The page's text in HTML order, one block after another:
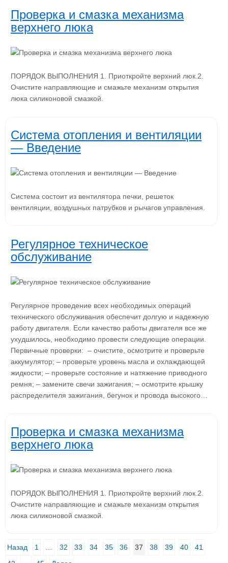
Проверка и смазка механизма
верхнего люка
ПОРЯДОК ВЫПОЛНЕНИЯ 1. Приоткройте верхний люк.2.
Очистите направляющие и смажьте механизм открытия
люка силиконовой смазкой.
Система отопления и вентиляции
— Введение
Система состоит из вентилятора печки, решеток
вентиляции, воздушных патрубков и рычагов управления.
Регулярное техническое
обслуживание
Регулярное проведение всех необходимых операций
технического обслуживания обеспечит долгую и надежную
работу двигателя. Если качество работы двигателя все же
ухудшилось, необходимо провести следующие операции.
Первичные проверки: – очистите, осмотрите и проверьте
аккумулятор; – проверьте уровень масла и охлаждающей
жидкости; – проверьте состояние и натяжение приводного
ремня; – замените свечи зажигания; – осмотрите крышку
распределителя зажигания, бегунок и провода высокого…
Проверка и смазка механизма
верхнего люка
ПОРЯДОК ВЫПОЛНЕНИЯ 1. Приоткройте верхний люк.2.
Очистите направляющие и смажьте механизм открытия
люка силиконовой смазкой.
Назад 1 32 33 34 35 36 37 38 39 40
41